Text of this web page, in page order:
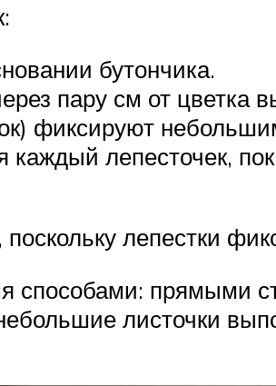
бутончика.
пару см от цветка
фиксируют
лепесточек,
лепестки
способами: прямыми
листочки